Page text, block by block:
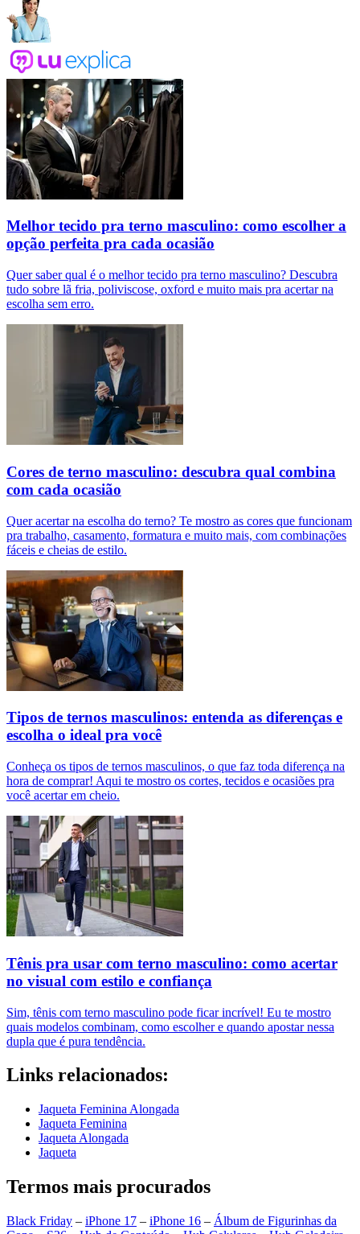
Melhor tecido pra terno masculino: como escolher a
opção perfeita pra cada ocasião
Quer saber qual é o melhor tecido pra terno masculino? Descubra
tudo sobre lã fria, poliviscose, oxford e muito mais pra acertar na
escolha sem erro.
Cores de terno masculino: descubra qual combina
com cada ocasião
Quer acertar na escolha do terno? Te mostro as cores que funcionam
pra trabalho, casamento, formatura e muito mais, com combinações
fáceis e cheias de estilo.
Tipos de ternos masculinos: entenda as diferenças e
escolha o ideal pra você
Conheça os tipos de ternos masculinos, o que faz toda diferença na
hora de comprar! Aqui te mostro os cortes, tecidos e ocasiões pra
você acertar em cheio.
Tênis pra usar com terno masculino: como acertar
no visual com estilo e confiança
Sim, tênis com terno masculino pode ficar incrível! Eu te mostro
quais modelos combinam, como escolher e quando apostar nessa
dupla que é pura tendência.
Links relacionados:
Jaqueta Feminina Alongada
Jaqueta Feminina
Jaqueta Alongada
Jaqueta
Termos mais procurados
Black Friday – iPhone 17 – iPhone 16 – Álbum de Figurinhas da